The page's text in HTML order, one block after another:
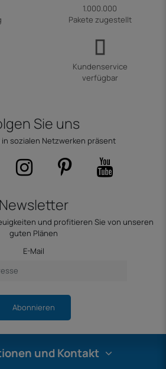
1.000.000
Pakete zugestellt
Kundenservice
verfügbar
Sie uns
in sozialen Netzwerken präsent
Newsletter
und profitieren Sie von unseren
guten Plänen
E-Mail
Abonnieren
und Kontakt